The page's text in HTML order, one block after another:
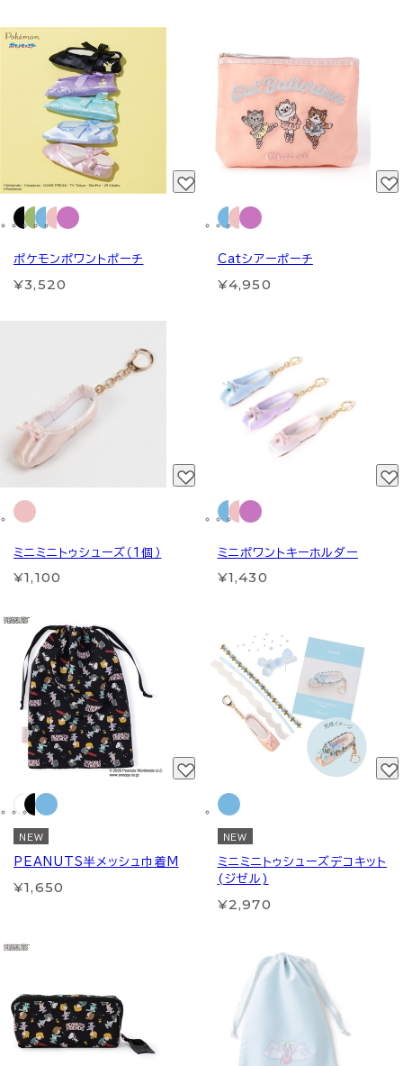
ポケモンポワントポーチ
¥3,520
Catシアーポーチ
¥4,950
ミニミニトゥシューズ（1個）
¥1,100
ミニポワントキーホルダー
¥1,430
NEW
PEANUTS半メッシュ巾着M
¥1,650
NEW
ミニミニトゥシューズデコキット
(ジゼル)
¥2,970